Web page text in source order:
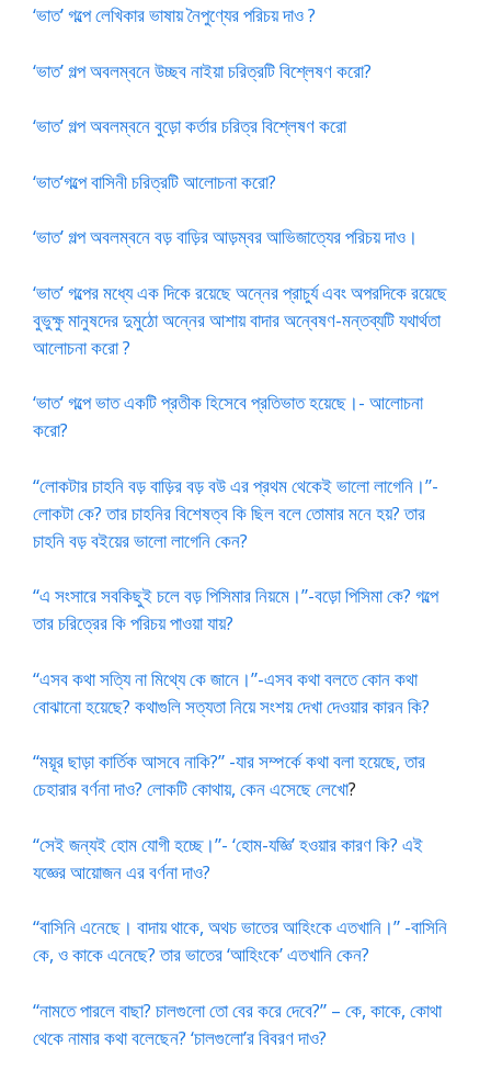
‘ভাত’ গল্পে লেখিকার ভাষায় নৈপুণ্যের পরিচয় দাও ?
‘ভাত’ গল্প অবলম্বনে উচ্ছব নাইয়া চরিত্রটি বিশ্লেষণ করো?
‘ভাত’ গল্প অবলম্বনে বুড়ো কর্তার চরিত্র বিশ্লেষণ করো
‘ভাত’গল্পে বাসিনী চরিত্রটি আলোচনা করো?
‘ভাত’ গল্প অবলম্বনে বড় বাড়ির আড়ম্বর আভিজাত্যের পরিচয় দাও।
‘ভাত’ গল্পের মধ্যে এক দিকে রয়েছে অন্নের প্রাচুর্য এবং অপরদিকে রয়েছে
বুভুক্ষু মানুষদের দুমুঠো অন্নের আশায় বাদার অন্বেষণ-মন্তব্যটি যথার্থতা
আলোচনা করো ?
‘ভাত’ গল্পে ভাত একটি প্রতীক হিসেবে প্রতিভাত হয়েছে।- আলোচনা
করো?
“লোকটার চাহনি বড় বাড়ির বড় বউ এর প্রথম থেকেই ভালো লাগেনি।”-
লোকটা কে? তার চাহনির বিশেষত্ব কি ছিল বলে তোমার মনে হয়? তার
চাহনি বড় বইয়ের ভালো লাগেনি কেন?
“এ সংসারে সবকিছুই চলে বড় পিসিমার নিয়মে।”-বড়ো পিসিমা কে? গল্পে
তার চরিত্রের কি পরিচয় পাওয়া যায়?
“এসব কথা সত্যি না মিথ্যে কে জানে।”-এসব কথা বলতে কোন কথা
বোঝানো হয়েছে? কথাগুলি সত্যতা নিয়ে সংশয় দেখা দেওয়ার কারন কি?
“ময়ূর ছাড়া কার্তিক আসবে নাকি?” -যার সম্পর্কে কথা বলা হয়েছে, তার
চেহারার বর্ণনা দাও? লোকটি কোথায়, কেন এসেছে লেখো?
“সেই জন্যই হোম যোগী হচ্ছে।”- ‘হোম-যজ্ঞি’ হওয়ার কারণ কি? এই
যজ্ঞের আয়োজন এর বর্ণনা দাও?
“বাসিনি এনেছে। বাদায় থাকে, অথচ ভাতের আহিংকে এতখানি।” -বাসিনি
কে, ও কাকে এনেছে? তার ভাতের ‘আহিংকে’ এতখানি কেন?
“নামতে পারলে বাছা? চালগুলো তো বের করে দেবে?” – কে, কাকে, কোথা
থেকে নামার কথা বলেছেন? ‘চালগুলো’র বিবরণ দাও?